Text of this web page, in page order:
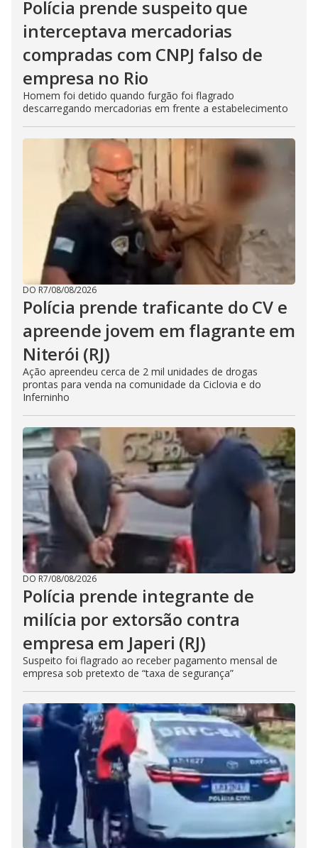
Polícia prende suspeito que
interceptava mercadorias
compradas com CNPJ falso de
empresa no Rio
Homem foi detido quando furgão foi flagrado
descarregando mercadorias em frente a estabelecimento
DO R7/08/08/2026
Polícia prende traficante do CV e
apreende jovem em flagrante em
Niterói (RJ)
Ação apreendeu cerca de 2 mil unidades de drogas
prontas para venda na comunidade da Ciclovia e do
Inferninho
DO R7/08/08/2026
Polícia prende integrante de
milícia por extorsão contra
empresa em Japeri (RJ)
Suspeito foi flagrado ao receber pagamento mensal de
empresa sob pretexto de “taxa de segurança”